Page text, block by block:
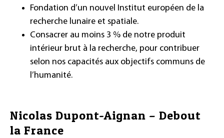
Fondation d’un nouvel Institut européen de la
recherche lunaire et spatiale.
Consacrer au moins 3 % de notre produit
intérieur brut à la recherche, pour contribuer
selon nos capacités aux objectifs communs de
l’humanité.
Nicolas Dupont-Aignan – Debout
la France